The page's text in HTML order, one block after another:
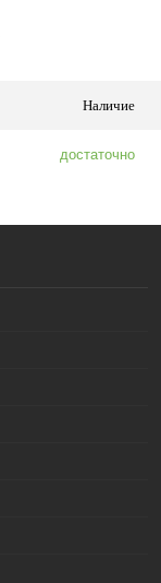
Наличие
достаточно